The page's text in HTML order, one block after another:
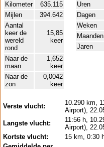
Kilometer
635.115
Mijlen
394.642
Aantal
keer de
wereld
rond
15,85
keer
Naar de
maan
1,652
keer
Naar de
zon
0,0042
keer
Uren
Dagen
Weken
Maanden
Jaren
Verste vlucht:
10.290 km,
Airport),
Langste vlucht:
11:56 h,
Airport),
Kortste vlucht:
15 km, 0:30